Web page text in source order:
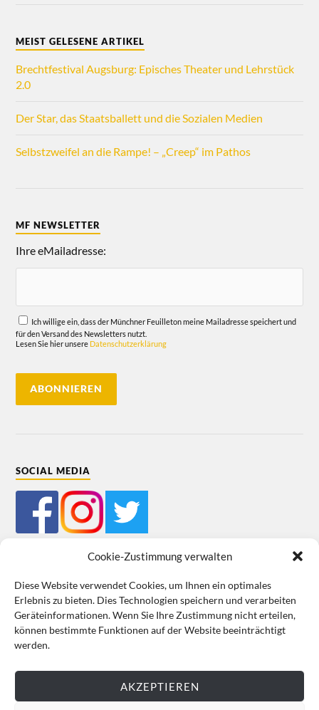
Cookie-Zustimmung verwalten
Diese Website verwendet Cookies, um Ihnen ein optimales
Erlebnis zu bieten. Dies Technologien speichern und verarbeiten
Geräteinformationen. Wenn Sie Ihre Zustimmung nicht erteilen,
können bestimmte Funktionen auf der Website beeinträchtigt
werden.
AKZEPTIEREN
MEIST GELESENE ARTIKEL
Brechtfestival Augsburg: Episches Theater und Lehrstück
2.0
Der Star, das Staatsballett und die Sozialen Medien
Selbstzweifel an die Rampe! – „Creep“ im Pathos
MF NEWSLETTER
Ihre eMailadresse:
Ich willige ein, dass der Münchner Feuilleton meine Mailadresse speichert und
für den Versand des Newsletters nutzt.
Lesen Sie hier unsere Datenschutzerklärung
SOCIAL MEDIA
Mein Bestellkonto Kundeninformationen Datenschutz
Cookie-Richtlinie (EU) Impressum
VERTRAG WIDERRUFEN